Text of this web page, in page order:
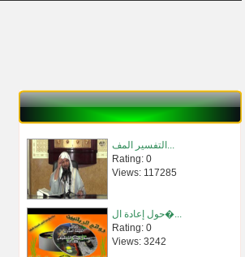
التفسير المف...
Rating: 0
Views: 117285
حول إعادة ال�...
Rating: 0
Views: 3242